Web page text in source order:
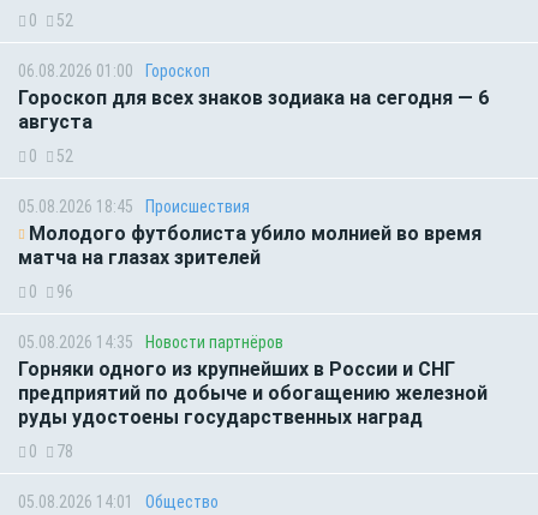
0 52
06.08.2026 01:00 Гороскоп
Гороскоп для всех знаков зодиака на сегодня — 6
августа
0 52
05.08.2026 18:45 Происшествия
Молодого футболиста убило молнией во время
матча на глазах зрителей
0 96
05.08.2026 14:35 Новости партнёров
Горняки одного из крупнейших в России и СНГ
предприятий по добыче и обогащению железной
руды удостоены государственных наград
0 78
05.08.2026 14:01 Общество